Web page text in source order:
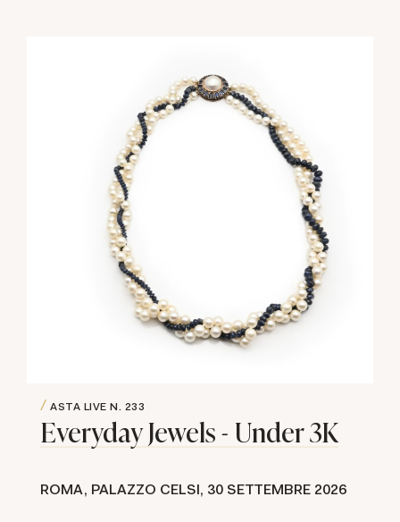
ASTA LIVE N. 233
Everyday Jewels - Under 3K
ROMA, PALAZZO CELSI, 30 SETTEMBRE 2026